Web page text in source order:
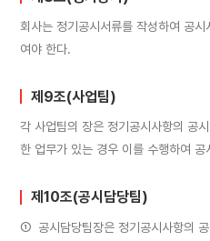
회사는 정기공시서류를 작성하여 공
여야 한다.
제9조(사업팀)
각 사업팀의 장은 정기공시사항의 공
한 업무가 있는 경우 이를 수행하여
제10조(공시담당팀)
① 공시담당팀장은 정기공시사항의